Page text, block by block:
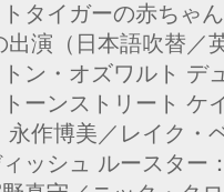
タイガーの赤ちゃ
出演（日本語吹替／
ン・オズワルト デ
ーンストリート ケ
永作博美／レイク・
ッシュ ルースター